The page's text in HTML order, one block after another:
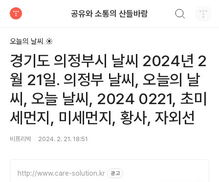
공유와 소통의 산들바람
오늘의 날씨 ☀
경기도 의정부시 날씨 2024년 2
월 21일. 의정부 날씨, 오늘의 날
씨, 오늘 날씨, 2024 0221, 초미
세먼지, 미세먼지, 황사, 자외선
비프리박 2024. 2. 21. 18:51
http://www.care-solution.kr 광고